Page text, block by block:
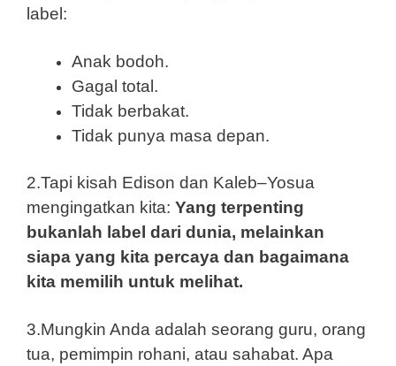
label:
Anak bodoh.
Gagal total.
Tidak berbakat.
Tidak punya masa depan.
2.Tapi kisah Edison dan Kaleb–Yosua
mengingatkan kita: Yang terpenting
bukanlah label dari dunia, melainkan
siapa yang kita percaya dan bagaimana
kita memilih untuk melihat.
3.Mungkin Anda adalah seorang guru, orang
tua, pemimpin rohani, atau sahabat. Apa